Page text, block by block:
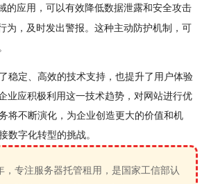
的应用，可以有效降低数据泄露和安全攻击
为，及时发出警报。这种主动防护机制，可
稳定、高效的技术支持，也提升了用户体验
业应积极利用这一技术趋势，对网站进行优
将不断演化，为企业创造更大的价值和机
数字化转型的挑战。
，专注服务器托管租用，是国家工信部认